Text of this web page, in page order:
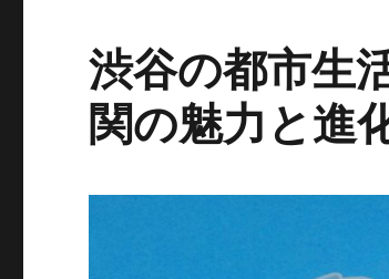
渋谷の都市生
関の魅力と進